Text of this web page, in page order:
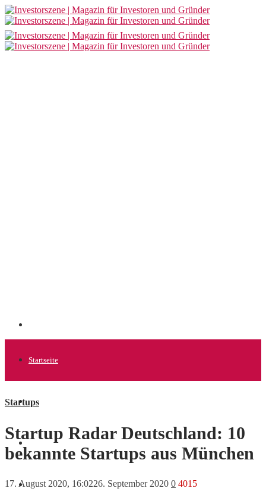
Startseite
Allgemein
Startups
News
Startups
Startup Radar Deutschland: 10
bekannte Startups aus München
17. August 2020, 16:0226. September 2020 0 4015